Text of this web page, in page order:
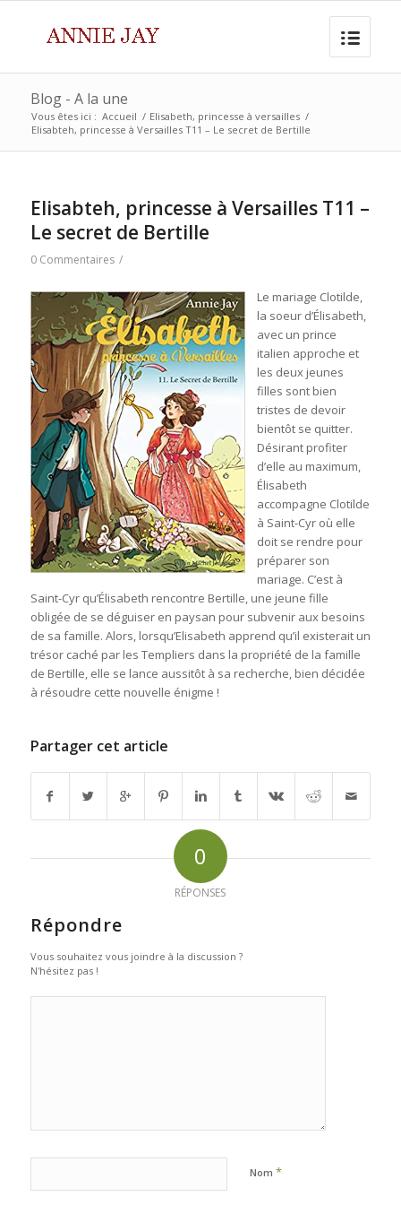
Blog - A la une
Vous êtes ici : Accueil / Elisabeth, princesse à versailles /
Elisabteh, princesse à Versailles T11 – Le secret de Bertille
Elisabteh, princesse à Versailles T11 –
Le secret de Bertille
0 Commentaires /
Le mariage Clotilde,
la soeur d’Élisabeth,
avec un prince
italien approche et
les deux jeunes
filles sont bien
tristes de devoir
bientôt se quitter.
Désirant profiter
d’elle au maximum,
Élisabeth
accompagne Clotilde
à Saint-Cyr où elle
doit se rendre pour
préparer son
mariage. C’est à
Saint-Cyr qu’Élisabeth rencontre Bertille, une jeune fille
obligée de se déguiser en paysan pour subvenir aux besoins
de sa famille. Alors, lorsqu’Elisabeth apprend qu’il existerait un
trésor caché par les Templiers dans la propriété de la famille
de Bertille, elle se lance aussitôt à sa recherche, bien décidée
à résoudre cette nouvelle énigme !
Partager cet article
0
RÉPONSES
Répondre
Vous souhaitez vous joindre à la discussion ?
N'hésitez pas !
Nom *